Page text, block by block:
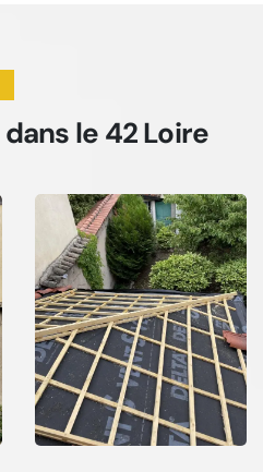
dans le 42 Loire